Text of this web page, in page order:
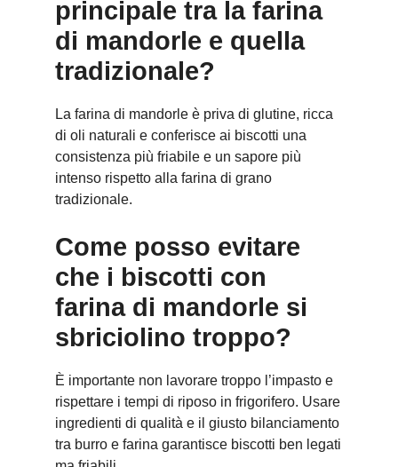
principale tra la farina
di mandorle e quella
tradizionale?
La farina di mandorle è priva di glutine, ricca
di oli naturali e conferisce ai biscotti una
consistenza più friabile e un sapore più
intenso rispetto alla farina di grano
tradizionale.
Come posso evitare
che i biscotti con
farina di mandorle si
sbriciolino troppo?
È importante non lavorare troppo l’impasto e
rispettare i tempi di riposo in frigorifero. Usare
ingredienti di qualità e il giusto bilanciamento
tra burro e farina garantisce biscotti ben legati